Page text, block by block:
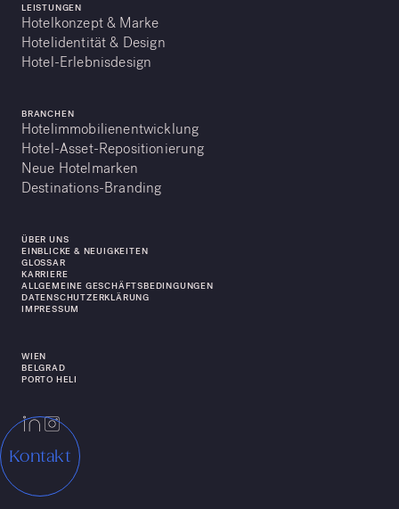
LEISTUNGEN
Hotelkonzept & Marke
Hotelidentität & Design
Hotel-Erlebnisdesign
BRANCHEN
Hotelimmobilienentwicklung
Hotel-Asset-Repositionierung
Neue Hotelmarken
Destinations-Branding
ÜBER UNS
EINBLICKE & NEUIGKEITEN
GLOSSAR
KARRIERE
ALLGEMEINE GESCHÄFTSBEDINGUNGEN
DATENSCHUTZERKLÄRUNG
IMPRESSUM
WIEN
BELGRAD
PORTO HELI
Kontakt